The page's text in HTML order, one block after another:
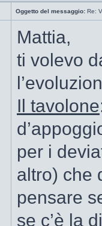
Oggetto del messaggio: Re:
Mattia,
ti volevo
Il tavolone
per i
altro) che
pensare
se c’è la